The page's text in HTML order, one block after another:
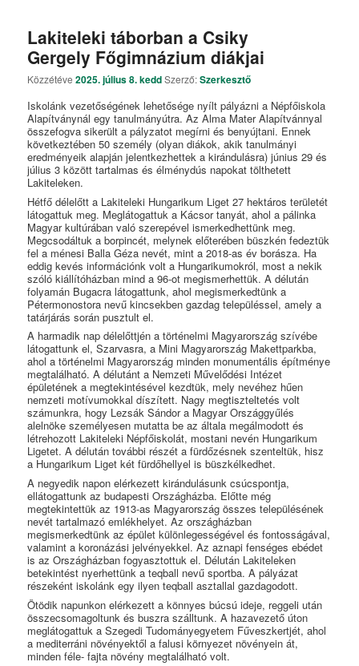
Lakiteleki táborban a Csiky
Gergely Főgimnázium diákjai
Közzétéve2025. július 8. keddSzerző:Szerkesztő
Iskolánk vezetőségének lehetősége nyílt pályázni a Népfőiskola
Alapítványnál egy tanulmányútra. Az Alma Mater Alapítvánnyal
összefogva sikerült a pályzatot megírni és benyújtani. Ennek
következtében 50 személy (olyan diákok, akik tanulmányi
eredményeik alapján jelentkezhettek a kirándulásra) június 29 és
július 3 között tartalmas és élménydús napokat tölthetett
Lakiteleken.
Hétfő délelőtt a Lakiteleki Hungarikum Liget 27 hektáros területét
látogattuk meg. Meglátogattuk a Kácsor tanyát, ahol a pálinka
Magyar kultúrában való szerepével ismerkedhettünk meg.
Megcsodáltuk a borpincét, melynek előterében büszkén fedeztük
fel a ménesi Balla Géza nevét, mint a 2018-as év borásza. Ha
eddig kevés információnk volt a Hungarikumokról, most a nekik
szóló kiállítóházban mind a 96-ot megismerhettük. A délután
folyamán Bugacra látogattunk, ahol megismerkedtünk a
Pétermonostora nevű kincsekben gazdag településsel, amely a
tatárjárás során pusztult el.
A harmadik nap délelőttjén a történelmi Magyarország szívébe
látogattunk el, Szarvasra, a Mini Magyarország Makettparkba,
ahol a történelmi Magyarország minden monumentális építménye
megtalálható. A délutánt a Nemzeti Művelődési Intézet
épületének a megtekintésével kezdtük, mely nevéhez hűen
nemzeti motívumokkal díszített. Nagy megtiszteltetés volt
számunkra, hogy Lezsák Sándor a Magyar Országgyűlés
alelnöke személyesen mutatta be az általa megálmodott és
létrehozott Lakiteleki Népfőiskolát, mostani nevén Hungarikum
Ligetet. A délután további részét a fürdőzésnek szenteltük, hisz
a Hungarikum Liget két fürdőhellyel is büszkélkedhet.
A negyedik napon elérkezett kirándulásunk csúcspontja,
ellátogattunk az budapesti Országházba. Előtte még
megtekintettük az 1913-as Magyarország összes településének
nevét tartalmazó emlékhelyet. Az országházban
megismerkedtünk az épület különlegességével és fontosságával,
valamint a koronázási jelvényekkel. Az aznapi fenséges ebédet
is az Országházban fogyasztottuk el. Délután Lakiteleken
betekintést nyerhettünk a teqball nevű sportba. A pályázat
részeként iskolánk egy ilyen teqball asztallal gazdagodott.
Ötödik napunkon elérkezett a könnyes búcsú ideje, reggeli után
összecsomagoltunk és buszra szálltunk. A hazavezető úton
meglátogattuk a Szegedi Tudományegyetem Fűveszkertjét, ahol
a mediterráni növényektől a falusi környezet növényein át,
minden féle- fajta növény megtalálható volt.